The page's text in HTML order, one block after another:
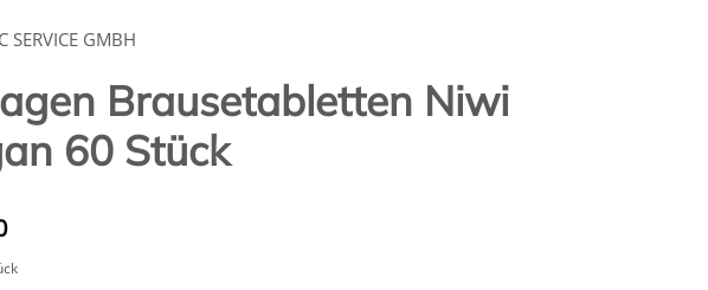
SERVICE GMBH
Brausetabletten Niwi
60 Stück